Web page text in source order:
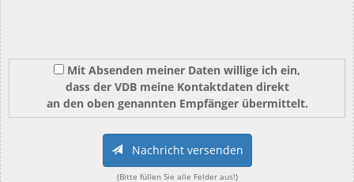
Mit Absenden meiner Daten willige ich ein,
dass der VDB meine Kontaktdaten direkt
an den oben genannten Empfänger übermittelt.
Nachricht versenden
(Bitte füllen Sie alle Felder aus!)